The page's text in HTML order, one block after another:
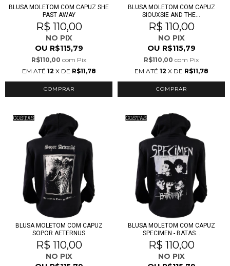
BLUSA MOLETOM COM CAPUZ SHE
PAST AWAY
R$ 110,00
NO PIX
OU R$115,79
R$110,00 com Pix
EM ATÉ 12 X DE R$11,78
COMPRAR
BLUSA MOLETOM COM CAPUZ
SIOUXSIE AND THE...
R$ 110,00
NO PIX
OU R$115,79
R$110,00 com Pix
EM ATÉ 12 X DE R$11,78
COMPRAR
BLUSA MOLETOM COM CAPUZ
SOPOR AETERNUS
R$ 110,00
NO PIX
BLUSA MOLETOM COM CAPUZ
SPECIMEN - BATAS...
R$ 110,00
NO PIX